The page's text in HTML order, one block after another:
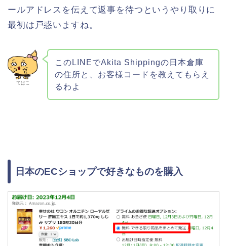
ールアドレスを伝えて返事を待つというやり取りに
最初は戸惑いますね。
てばこ
このLINEでAkita Shippingの日本倉庫
の住所と、お客様コードを教えてもらえ
るわよ
日本のECショップで好きなものを購入